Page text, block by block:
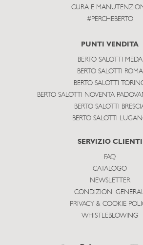
CURA E
#PERCHEBERTO
PUNTI VENDITA
BERTO SALOTTI MEDA
BERTO SALOTTI ROMA
BERTO SALOTTI
BERTO SALOTTI NOVENTA
BERTO SALOTTI
BERTO SALOTTI
SERVIZIO CLIENTI
FAQ
CATALOGO
NEWSLETTER
CONDIZIONI
PRIVACY & COOKIE
WHISTLEBLOWING